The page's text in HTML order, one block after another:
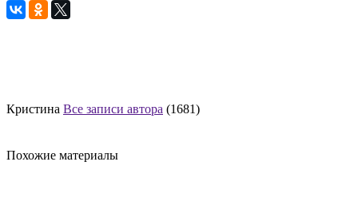
Кристина Все записи автора (1681)
Похожие материалы